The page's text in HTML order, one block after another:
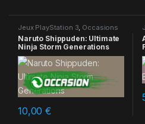
Jeux PlayStation 3, Occasions
Naruto Shippuden: Ultimate
Ninja Storm Generations
10,00€